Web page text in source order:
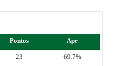
Pontos Apr
23
69.7%